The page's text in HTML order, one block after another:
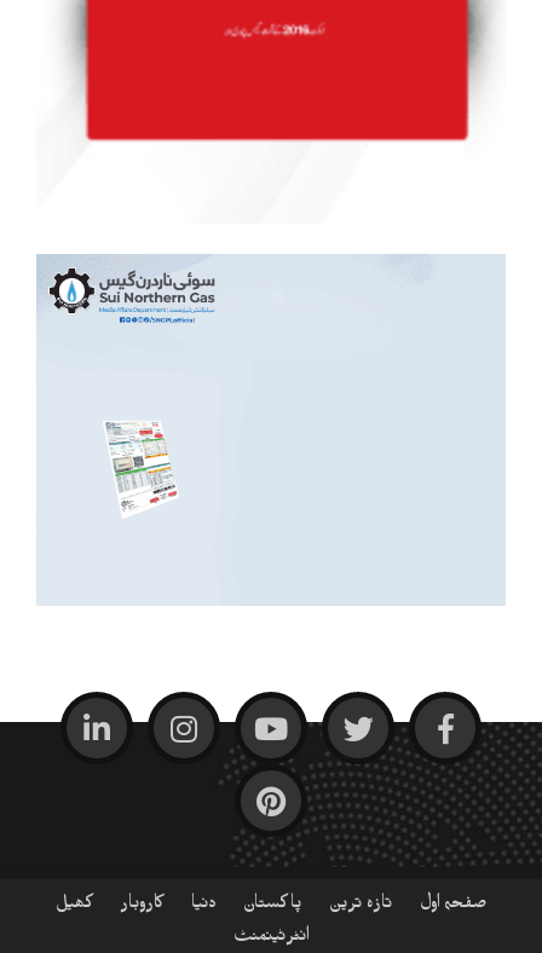
صفحہ اول تازہ ترین پاکستان دنیا کاروبار
کھیل
انٹرٹینمنٹ